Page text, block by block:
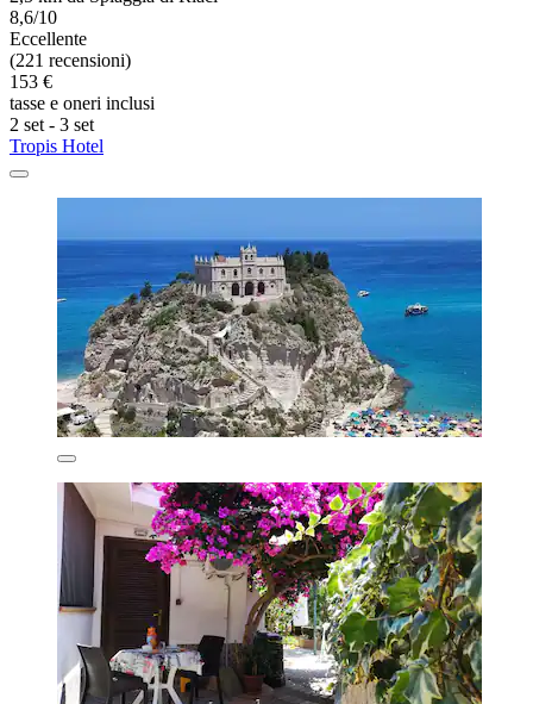
8,6/10
Eccellente
(221 recensioni)
153 €
tasse e oneri inclusi
2 set - 3 set
Tropis Hotel